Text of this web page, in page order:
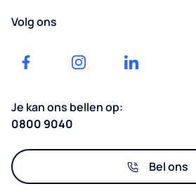
Accessoires
consumables
en
Facility
Management
Evenementen
een
FAQ
klantportaal
Volg ons
Je kan ons bellen op:
0800 9040
Bel ons